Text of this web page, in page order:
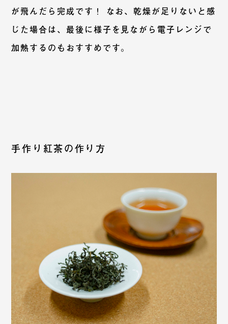
が飛んだら完成です！ なお、乾燥が足りないと感
じた場合は、最後に様子を見ながら電子レンジで
加熱するのもおすすめです。
手作り紅茶の作り方